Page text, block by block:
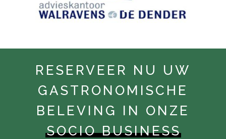
RESERVEER NU UW
GASTRONOMISCHE
BELEVING IN ONZE
SOCIO BUSINESS